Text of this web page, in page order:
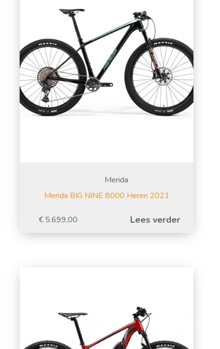
Merida
Merida BIG NINE 8000 Heren 2021
€ 5.699,00 Lees verder